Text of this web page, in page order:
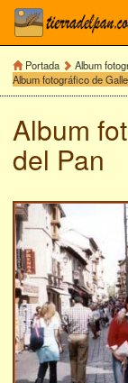
Portada
Album
Album fotográfico de
Album
del Pan